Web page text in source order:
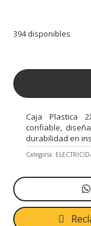
394 disponibles
Caja Plastica
confiable,
durabilidad en
Categoría: